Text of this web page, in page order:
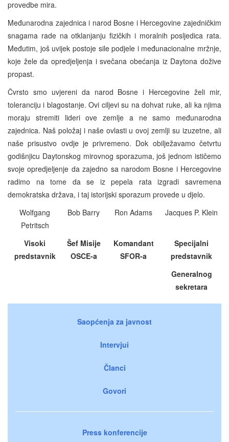
provedbe mira.
Međunarodna zajednica i narod Bosne i Hercegovine zajedničkim
snagama rade na otklanjanju fizičkih i moralnih posljedica rata.
Međutim, još uvijek postoje sile podjele i međunacionalne mržnje,
koje žele da opredjeljenja i svečana obećanja iz Daytona dožive
propast.
Čvrsto smo uvjereni da narod Bosne i Hercegovine želi mir,
toleranciju i blagostanje. Ovi ciljevi su na dohvat ruke, ali ka njima
moraju stremiti lideri ove zemlje a ne samo međunarodna
zajednica. Naš položaj i naše ovlasti u ovoj zemlji su izuzetne, ali
naše prisustvo ovdje je privremeno. Dok obilježavamo četvrtu
godišnjicu Daytonskog mirovnog sporazuma, još jednom ističemo
svoje opredjeljenje da zajedno sa narodom Bosne i Hercegovine
radimo na tome da se iz pepela rata izgradi savremena
demokratska država, i taj istorijski sporazum provede u djelo.
Wolfgang
Petritsch
Bob Barry Ron Adams Jacques P. Klein
Visoki
predstavnik
Šef Misije
OSCE-a
Komandant
SFOR-a
Specijalni
predstavnik
Generalnog
sekretara
Saopćenja za javnost
Intervjui
Članci
Govori
Press konferencije